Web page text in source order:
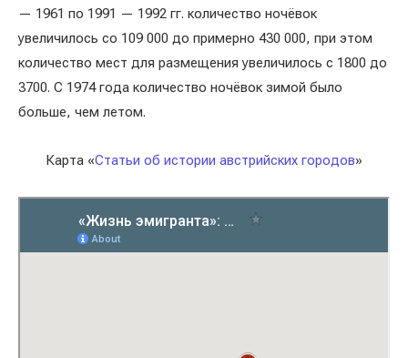
— 1961 по 1991 — 1992 гг. количество ночёвок
увеличилось со 109 000 до примерно 430 000, при этом
количество мест для размещения увеличилось с 1800 до
3700. С 1974 года количество ночёвок зимой было
больше, чем летом.
Карта «Статьи об истории австрийских городов»